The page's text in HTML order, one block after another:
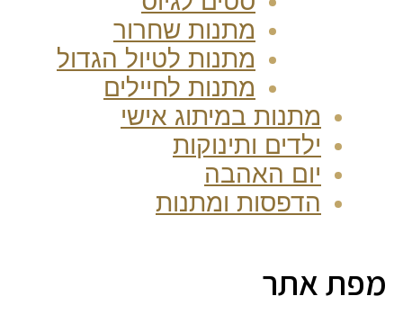
מתנות שחרור
מתנות לטיול הגדול
מתנות לחיילים
מתנות במיתוג אישי
ילדים ותינוקות
יום האהבה
הדפסות ומתנות
מפת אתר